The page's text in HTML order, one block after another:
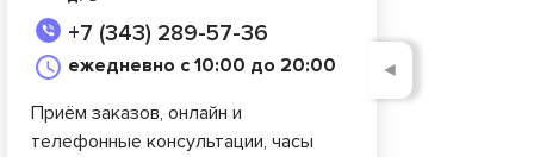
+7 (343) 289-57-36
ежедневно с 10:00 до 20:00
Приём заказов, онлайн и
телефонные консультации, часы
◄